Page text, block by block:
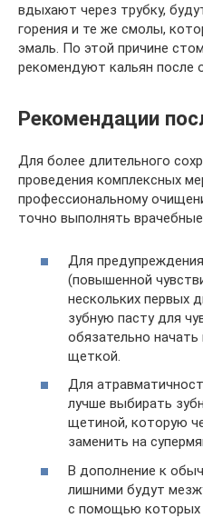
вдыхают через трубку,
горения и те же смолы,
эмаль. По этой причине
рекомендуют кальян после
Рекомендации
Для более длительного
проведения комплексных
профессиональному
точно выполнять
Для
(повышенной
нескольких первых
зубную пасту для
обязательно
щеткой.
Для
лучше выбирать
щетиной, которую
заменить на
В дополнение к
лишними будут
с помощью которых